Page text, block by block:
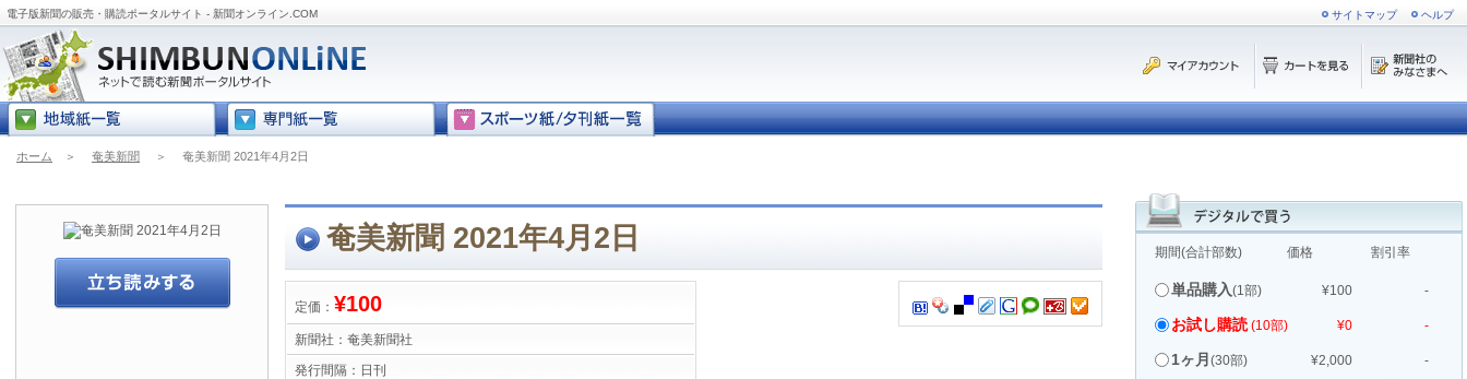
電子版新聞の販売・購読ポータルサイト - 新聞オンライン.COM サイトマップ ヘルプ
ホーム ＞ 奄美新聞 ＞ 奄美新聞 2021年4月2日
期間(合計部数) 価格 割引率
単品購入(1部) ¥100 -
お試し購読 (10部) ¥0 -
1ヶ月 (30部) ¥2,000 -
奄美新聞 2021年4月2日
定価： ¥100
新聞社： 奄美新聞社
発行間隔： 日刊